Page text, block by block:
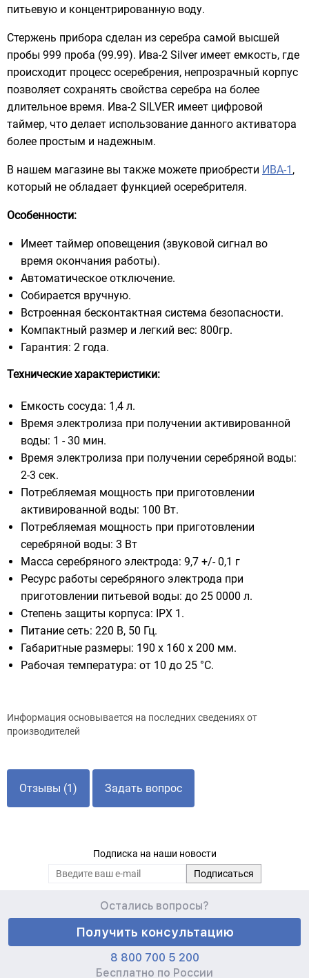
питьевую и концентрированную воду.
Стержень прибора сделан из серебра самой высшей
пробы 999 проба (99.99). Ива-2 Silver имеет емкость, где
происходит процесс осеребрения, непрозрачный корпус
позволяет сохранять свойства серебра на более
длительное время. Ива-2 SILVER имеет цифровой
таймер, что делает использование данного активатора
более простым и надежным.
В нашем магазине вы также можете приобрести ИВА-1 ,
который не обладает функцией осеребрителя.
Особенности:
Имеет таймер оповещения (звуковой сигнал во
время окончания работы).
Автоматическое отключение.
Собирается вручную.
Встроенная бесконтактная система безопасности.
Компактный размер и легкий вес: 800гр.
Гарантия: 2 года.
Технические характеристики:
Емкость сосуда: 1,4 л.
Время электролиза при получении активированной
воды: 1 - 30 мин.
Время электролиза при получении серебряной воды:
2-3 сек.
Потребляемая мощность при приготовлении
активированной воды: 100 Вт.
Потребляемая мощность при приготовлении
серебряной воды: 3 Вт
Масса серебряного электрода: 9,7 +/- 0,1 г
Ресурс работы серебряного электрода при
приготовлении питьевой воды: до 25 0000 л.
Степень защиты корпуса: IPX 1.
Питание сеть: 220 В, 50 Гц.
Габаритные размеры: 190 х 160 х 200 мм.
Рабочая температура: от 10 до 25 °С.
Информация основывается на последних сведениях от
производителей
Отзывы (1) Задать вопрос
Подписка на наши новости
Остались вопросы?
Получить консультацию
8 800 700 5 200
Бесплатно по России